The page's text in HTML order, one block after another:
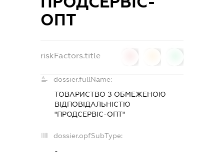
ОПТ
riskFactors.title
dossier.fullName:
ТОВАРИСТВО З ОБМЕЖЕНОЮ
ВІДПОВІДАЛЬНІСТЮ
"ПРОДСЕРВІС-ОПТ"
dossier.opfSubType:
-